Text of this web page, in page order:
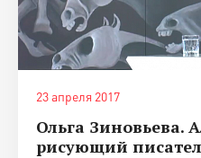
23 апреля 2017
Ольга Зиновьева.
рисующий